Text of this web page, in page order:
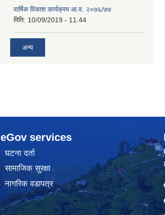
वार्षिक विकाश कार्यक्रम आ.व. २०७६/७७
मिति: 10/09/2019 - 11:44
अन्य
eGov services
घटना दर्ता
सामाजिक सुरक्षा
नागरिक वडापत्र